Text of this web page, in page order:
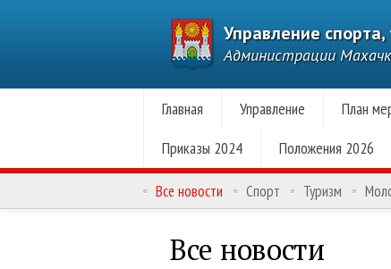
Управление
Администрации
Главная Управление План
Приказы 2024
Положения 2026
Все новости Спорт Туризм
Все новости